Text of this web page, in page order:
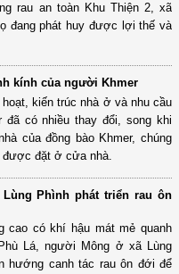
rau an toàn Khu Thiện 2, xã
đang phát huy được lợi thế và
kính của người Khmer
kiến trúc nhà ở và nhu cầu
đã có nhiều thay đổi, song khi
của đồng bào Khmer, chúng
được đặt ở cửa nhà.
Phình phát triển rau ôn
cao có khí hậu mát mẻ quanh
Lá, người Mông ở xã Lùng
hướng canh tác rau ôn đới để